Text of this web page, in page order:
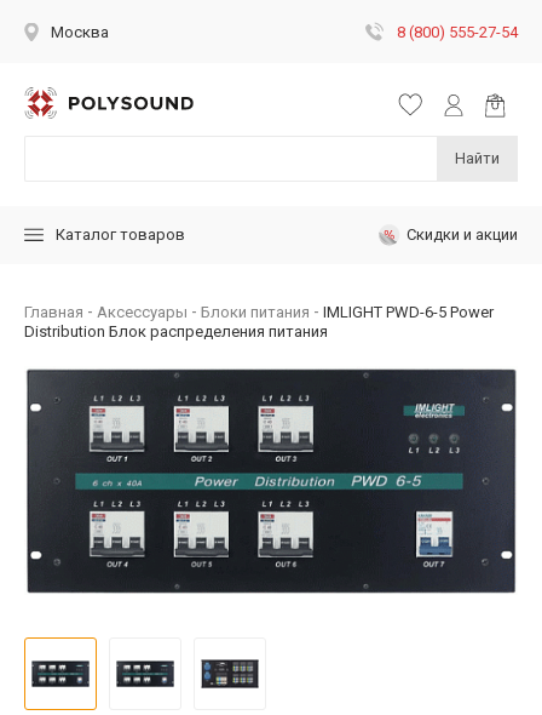
Москва 8 (800) 555-27-54
Найти
Каталог товаров Скидки и акции
Главная Аксессуары Блоки питания
IMLIGHT PWD-6-5 Power
Distribution Блок распределения питания